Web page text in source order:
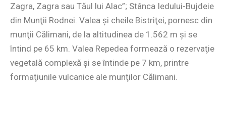
Zagra, Zagra sau Tăul lui Alac”; Stânca Iedului-Bujdeie
din Munţii Rodnei. Valea şi cheile Bistriţei, pornesc din
munţii Călimani, de la altitudinea de 1.562 m şi se
întind pe 65 km. Valea Repedea formează o rezervaţie
vegetală complexă şi se întinde pe 7 km, printre
formaţiunile vulcanice ale munţilor Călimani.